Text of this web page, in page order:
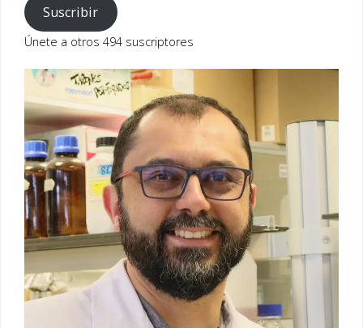
correo
electrónico
Suscribir
Únete a otros 494 suscriptores